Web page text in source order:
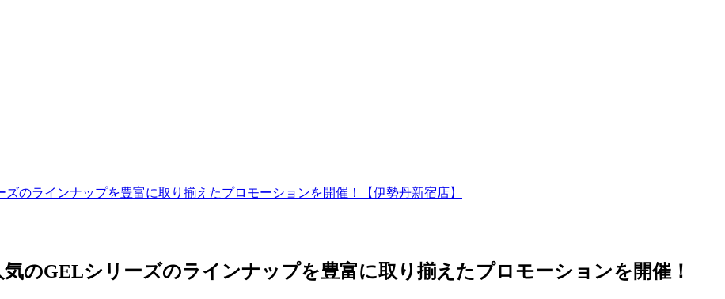
のラインナップを豊富に取り揃えたプロモーションを開催！【伊勢丹新宿店】
のGELシリーズのラインナップを豊富に取り揃えたプロモーションを開催！